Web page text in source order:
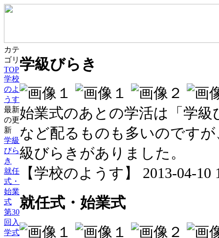
カテ
ゴリ
TOP
学校
のよ
うす
最新
の更
新
学級
びら
き
就任
式・
始業
式
第30
回入
学式
学級びらき
始業式のあとの学活は「学
など配るものも多いのです
級びらきがありました。
【学校のようす】 2013-04-10
就任式・始業式